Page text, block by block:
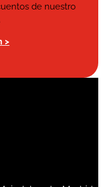
de nuestro
>